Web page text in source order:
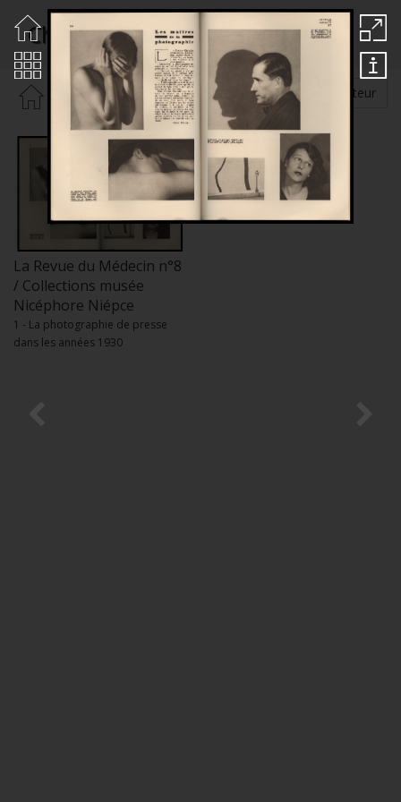
Chevalier Yvonne
Rechercher par : Auteur
La Revue du Médecin n°8
/ Collections musée
Nicéphore Niépce
1 - La photographie de presse
dans les années 1930